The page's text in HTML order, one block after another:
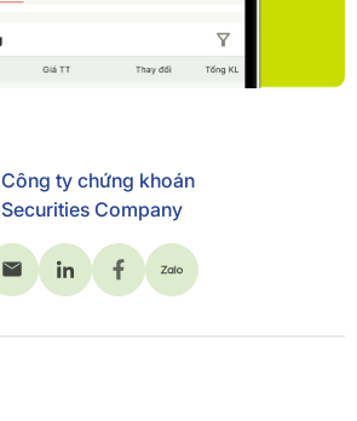
Công ty chứng khoán
Securities Company